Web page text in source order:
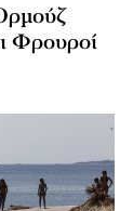
Φρουροί